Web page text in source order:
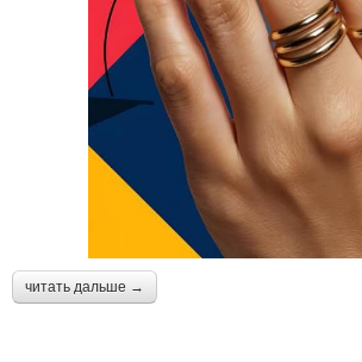
читать дальше →